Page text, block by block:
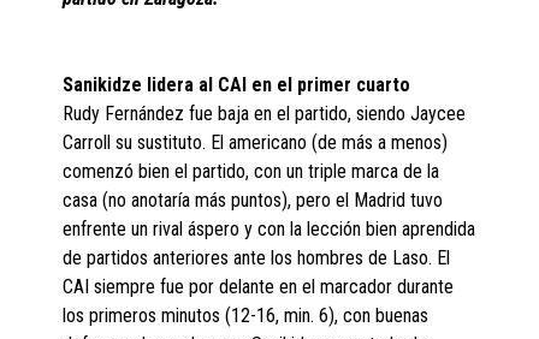
Sanikidze lidera al CAI en el primer cuarto
Rudy Fernández fue baja en el partido, siendo Jaycee
Carroll su sustituto. El americano (de más a menos)
comenzó bien el partido, con un triple marca de la
casa (no anotaría más puntos), pero el Madrid tuvo
enfrente un rival áspero y con la lección bien aprendida
de partidos anteriores ante los hombres de Laso. El
CAI siempre fue por delante en el marcador durante
los primeros minutos (12-16, min. 6), con buenas